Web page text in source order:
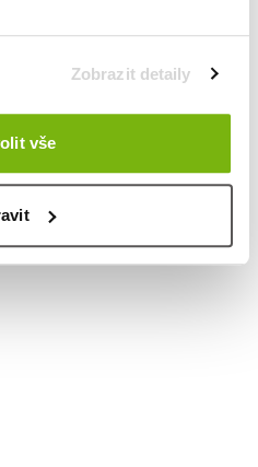
Zobrazit detaily
vše